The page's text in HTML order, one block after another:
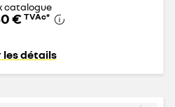
catalogue
€ TVAc*
les détails